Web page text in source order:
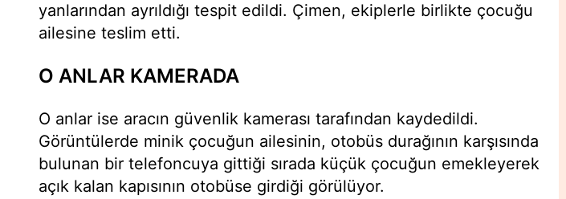
yanlarından ayrıldığı tespit edildi. Çimen, ekiplerle birlikte çocuğu
ailesine teslim etti.
O ANLAR KAMERADA
O anlar ise aracın güvenlik kamerası tarafından kaydedildi.
Görüntülerde minik çocuğun ailesinin, otobüs durağının karşısında
bulunan bir telefoncuya gittiği sırada küçük çocuğun emekleyerek
açık kalan kapısının otobüse girdiği görülüyor.